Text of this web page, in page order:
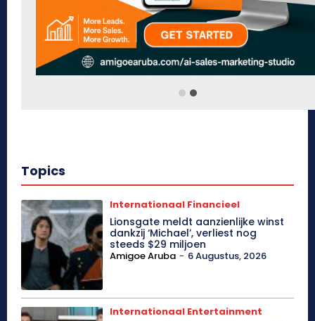
Topics
Internationaal Financieel
Lionsgate meldt aanzienlijke winst
dankzij ‘Michael’, verliest nog
steeds $29 miljoen
Amigoe Aruba - 6 Augustus, 2026
Internationaal Entertainment